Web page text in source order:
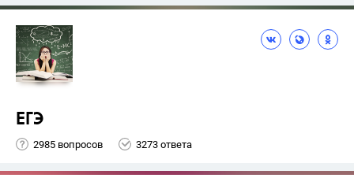
ЕГЭ
2985 вопросов 3273 ответа